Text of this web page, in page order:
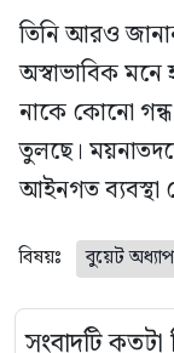
তিনি আরও
অস্বাভাবিক
নাকে কোনো গন্ধ
তুলছে।
আইনগত ব্যবস্থা
বিষয়ঃ বুয়েট
সংবাদটি